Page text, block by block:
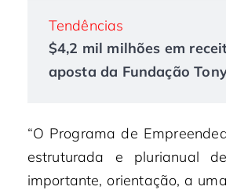
Tendências
$4,2 mil milhões em
aposta da Fundação
“O Programa de
estruturada e plurianual
importante, orientação, a